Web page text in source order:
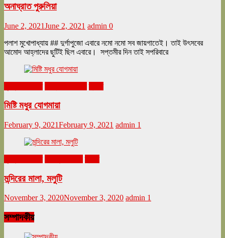
অনাঘ্রাত পুরুলিয়া
June 2, 2021June 2, 2021 admin 0
পলাশ মুখোপাধ্যায় ## দুর্গাপুজো এবারে নমো নমো সব জায়গাতেই। তাই উৎসবের
আমোদ আহ্লাদের ছুটিই ছিল এবারে। সপ্তমীর দিন তাই সপরিবারে
মিষ্টি মধুর যোগমায়া
February 9, 2021February 9, 2021 admin 1
মন্দিরের মালা, মলুটি
November 3, 2020November 3, 2020 admin 1
সম্পাদকীয়